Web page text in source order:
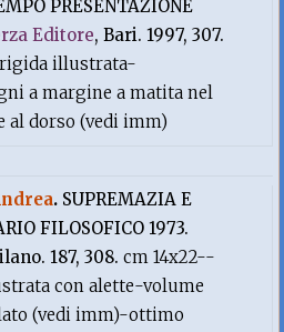
PRESENTAZIONE
Editore, Bari. 1997, 307.
rigida illustrata-
a margine a matita nel
dorso (vedi imm)
. SUPREMAZIA E
FILOSOFICO 1973.
187, 308.cm 14x22--
con alette-volume
(vedi imm)-ottimo